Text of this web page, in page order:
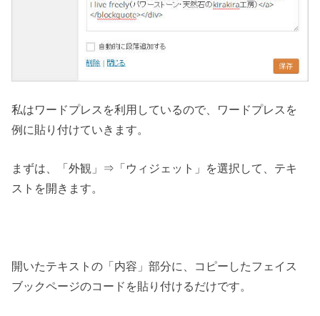
私はワードプレスを利用しているので、ワードプレスを
例に貼り付けていきます。
まずは、「外観」⇒「ウィジェット」を選択して、テキ
ストを開きます。
開いたテキストの「内容」部分に、コピーしたフェイス
ブックページのコードを貼り付けるだけです。